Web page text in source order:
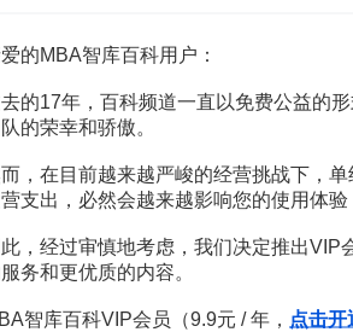
資者比較 5頁
資者理性水平嗎
被投資者的財務關係 16頁
投資者關係管理 2頁
與投資者利益保護
資者的博弈均衡分析 13頁
易與投資者保護 11頁
的MBA智库百科用户：
的17年，百科频道一直以免费公益的
的荣幸和骄傲。
，在目前越来越严峻的经营挑战下，
支出，必然会越来越影响您的使用体验
，经过审慎地考虑，我们决定推出VIP
务和更优质的内容。
智库百科VIP会员（9.9元 / 年， 点击开